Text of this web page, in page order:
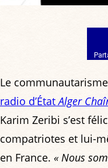
Le
radio d’ÉtatAlger
Karim Zeribi s’est
compatriotes et lui-
en France. « Nous